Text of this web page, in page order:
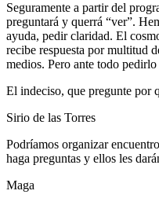
Seguramente a partir del
preguntará y querrá “ver”.
ayuda, pedir claridad. El
recibe respuesta por multitud
medios. Pero ante todo
El indeciso, que pregunte por
Sirio de las Torres
Podríamos organizar
haga preguntas y ellos les
Maga